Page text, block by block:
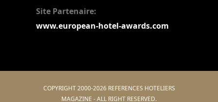
Site Partenaire:
www.european-hotel-awards.com
COPYRIGHT 2000-2026 REFERENCES HOTELIERS
MAGAZINE - ALL RIGHT RESERVED.